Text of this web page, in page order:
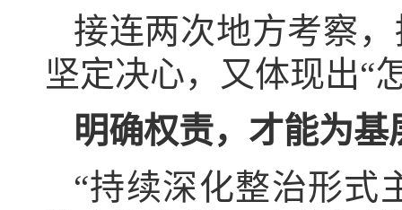
接连两次地方考察
坚定决心，又体现出“
明确权责，才能为
“持续深化整治形式